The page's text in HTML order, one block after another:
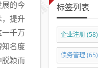
的今
，提升
千万
知名度
脱颖而
标签列表
企业注册(58)
债务管理(65)